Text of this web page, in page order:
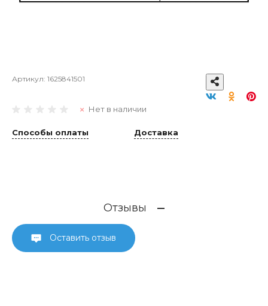
Артикул: 1625841501
Нет в наличии
Способы оплаты Доставка
Отзывы
Оставить отзыв